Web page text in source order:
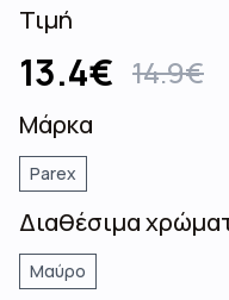
Τιμή
13.4€ 14.9€
Μάρκα
Parex
Διαθέσιμα
Μαύρο